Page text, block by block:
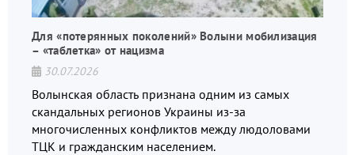
Для «потерянных поколений» Волыни мобилизация
– «таблетка» от нацизма
30.07.2026
Волынская область признана одним из самых
скандальных регионов Украины из-за
многочисленных конфликтов между людоловами
ТЦК и гражданским населением.